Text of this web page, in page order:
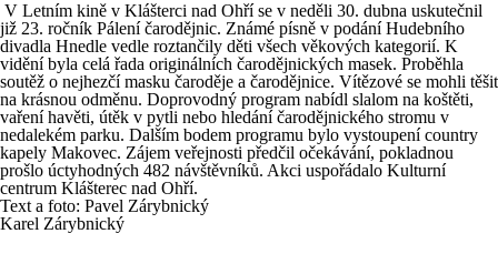
V Letním kině v Klášterci nad Ohří se v neděli 30. dubna uskutečnil
již 23. ročník Pálení čarodějnic. Známé písně v podání Hudebního
divadla Hnedle vedle roztančily děti všech věkových kategorií. K
vidění byla celá řada originálních čarodějnických masek. Proběhla
soutěž o nejhezčí masku čaroděje a čarodějnice. Vítězové se mohli těšit
na krásnou odměnu. Doprovodný program nabídl slalom na koštěti,
vaření havěti, útěk v pytli nebo hledání čarodějnického stromu v
nedalekém parku. Dalším bodem programu bylo vystoupení country
kapely Makovec. Zájem veřejnosti předčil očekávání, pokladnou
prošlo úctyhodných 482 návštěvníků. Akci uspořádalo Kulturní
centrum Klášterec nad Ohří.
Text a foto: Pavel Zárybnický
Karel Zárybnický